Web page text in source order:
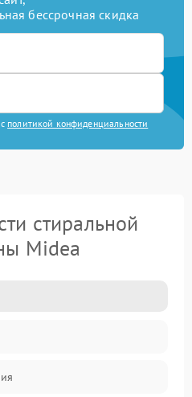
бессрочная скидка
политикой конфиденциальности
стиральной
Midea